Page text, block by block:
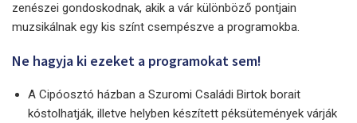
zenészei gondoskodnak, akik a vár különböző pontjain
muzsikálnak egy kis színt csempészve a programokba.
Ne hagyja ki ezeket a programokat sem!
A Cipóosztó házban a Szuromi Családi Birtok borait
kóstolhatják, illetve helyben készített péksütemények várják